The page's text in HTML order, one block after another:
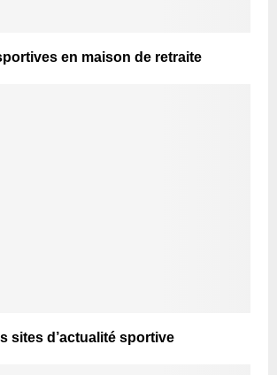
en maison de retraite
sites d’actualité sportive